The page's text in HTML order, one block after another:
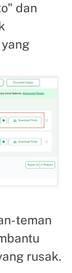
dan
teman
rusak.